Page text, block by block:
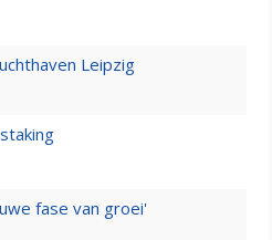
Leipzig
fase van groei'